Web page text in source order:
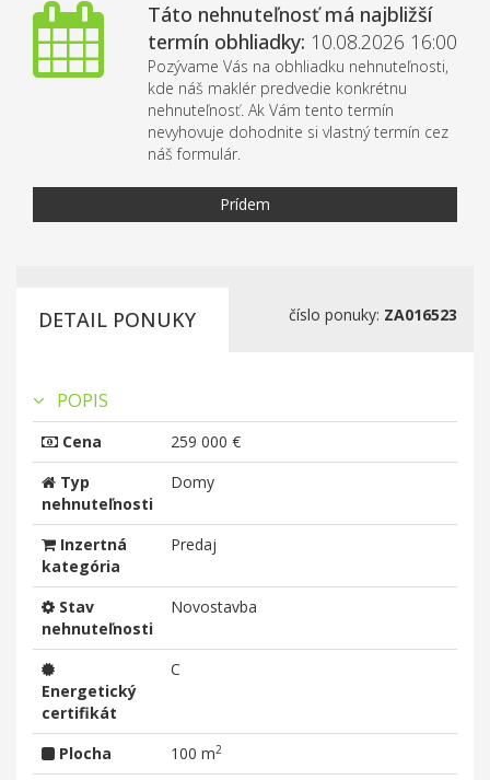
Táto nehnuteľnosť má najbližší
termín obhliadky: 10.08.2026 16:00
Pozývame Vás na obhliadku nehnuteľnosti,
kde náš maklér predvedie konkrétnu
nehnuteľnosť. Ak Vám tento termín
nevyhovuje dohodnite si vlastný termín cez
náš formulár.
Prídem
DETAIL PONUKY číslo ponuky: ZA016523
POPIS
Cena
259 000 €
Typ
nehnuteľnosti
Domy
Inzertná
kategória
Predaj
Stav
nehnuteľnosti
Novostavba
Energetický
certifikát
C
Plocha 100 m2